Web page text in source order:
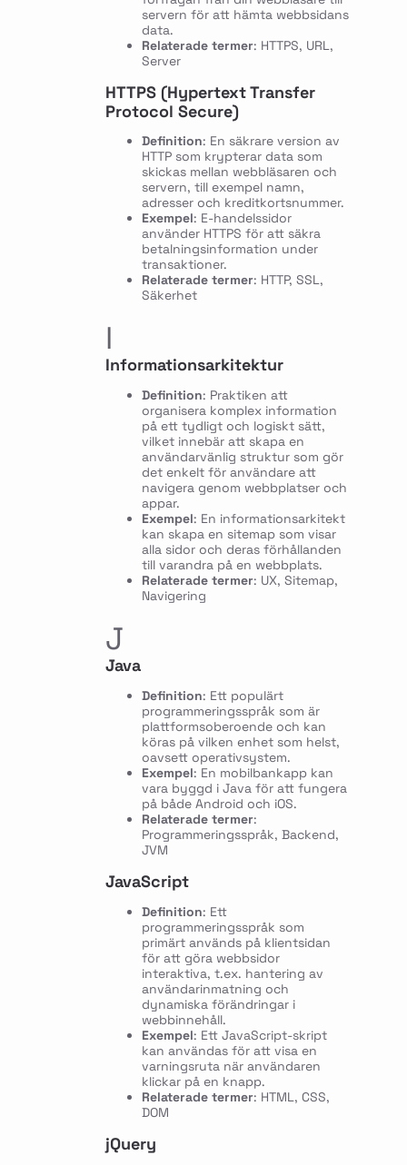
servern för att hämta webbsidans
data.
Relaterade termer: HTTPS, URL,
Server
HTTPS (Hypertext Transfer
Protocol Secure)
Definition: En säkrare version av
HTTP som krypterar data som
skickas mellan webbläsaren och
servern, till exempel namn,
adresser och kreditkortsnummer.
Exempel: E-handelssidor
använder HTTPS för att säkra
betalningsinformation under
transaktioner.
Relaterade termer: HTTP, SSL,
Säkerhet
I
Informationsarkitektur
Definition: Praktiken att
organisera komplex information
på ett tydligt och logiskt sätt,
vilket innebär att skapa en
användarvänlig struktur som gör
det enkelt för användare att
navigera genom webbplatser och
appar.
Exempel: En informationsarkitekt
kan skapa en sitemap som visar
alla sidor och deras förhållanden
till varandra på en webbplats.
Relaterade termer: UX, Sitemap,
Navigering
J
Java
Definition: Ett populärt
programmeringsspråk som är
plattformsoberoende och kan
köras på vilken enhet som helst,
oavsett operativsystem.
Exempel: En mobilbankapp kan
vara byggd i Java för att fungera
på både Android och iOS.
Relaterade termer:
Programmeringsspråk, Backend,
JVM
JavaScript
Definition: Ett
programmeringsspråk som
primärt används på klientsidan
för att göra webbsidor
interaktiva, t.ex. hantering av
användarinmatning och
dynamiska förändringar i
webbinnehåll.
Exempel: Ett JavaScript-skript
kan användas för att visa en
varningsruta när användaren
klickar på en knapp.
Relaterade termer: HTML, CSS,
DOM
jQuery